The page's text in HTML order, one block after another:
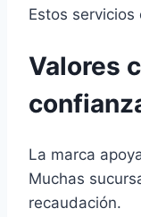
Estos
Valores
La marca
Muchas
recaudación.